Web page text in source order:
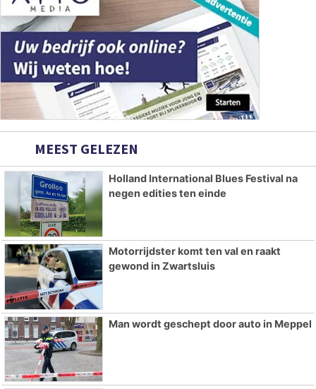
MEEST GELEZEN
Holland International Blues Festival na
negen edities ten einde
Motorrijdster komt ten val en raakt
gewond in Zwartsluis
Man wordt geschept door auto in Meppel